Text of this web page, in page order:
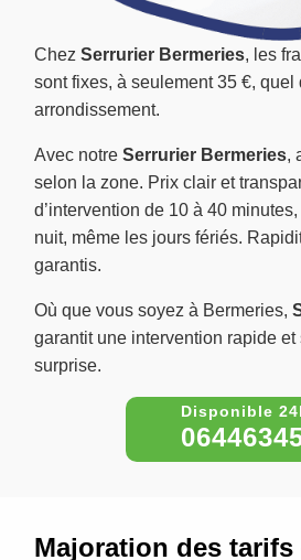
Chez Serrurier Bermeries, les
sont fixes, à seulement 35 €, quel
arrondissement.
Avec notre Serrurier Bermeries,
selon la zone. Prix clair et
d’intervention de 10 à 40
nuit, même les jours fériés.
garantis.
Où que vous soyez à Bermeries,
garantit une intervention rapide
surprise.
Majoration des tarifs